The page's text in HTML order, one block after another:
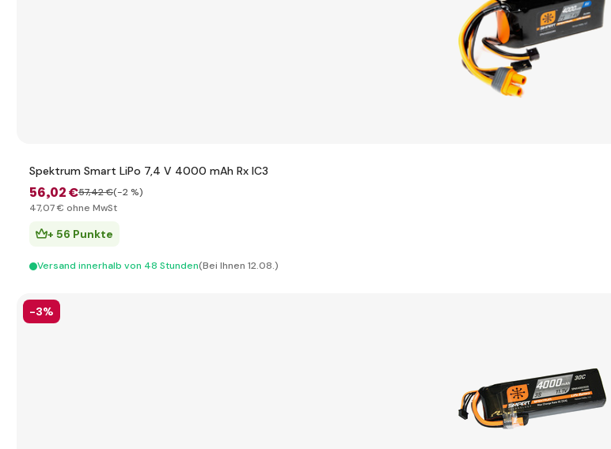
Spektrum Smart LiPo 7,4 V 4000 mAh Rx IC3
56,02 €57,42 €(-2 %)
47,07 € ohne MwSt
+ 56 Punkte
Versand innerhalb von 48 Stunden(Bei Ihnen 12.08.)
-3%